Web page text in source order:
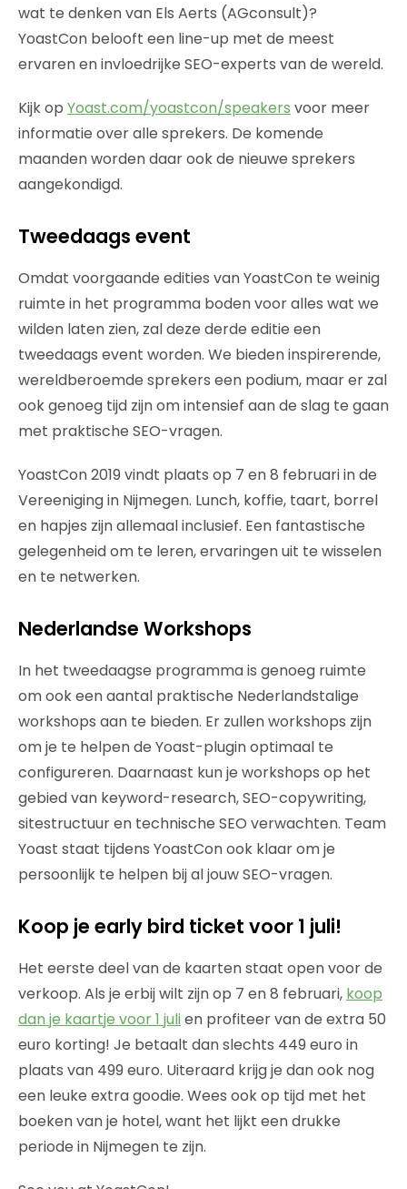
wat te denken van Els Aerts (AGconsult)?
YoastCon belooft een line-up met de meest
ervaren en invloedrijke SEO-experts van de wereld.
Kijk op Yoast.com/yoastcon/speakers voor meer
informatie over alle sprekers. De komende
maanden worden daar ook de nieuwe sprekers
aangekondigd.
Tweedaags event
Omdat voorgaande edities van YoastCon te weinig
ruimte in het programma boden voor alles wat we
wilden laten zien, zal deze derde editie een
tweedaags event worden. We bieden inspirerende,
wereldberoemde sprekers een podium, maar er zal
ook genoeg tijd zijn om intensief aan de slag te gaan
met praktische SEO-vragen.
YoastCon 2019 vindt plaats op 7 en 8 februari in de
Vereeniging in Nijmegen. Lunch, koffie, taart, borrel
en hapjes zijn allemaal inclusief. Een fantastische
gelegenheid om te leren, ervaringen uit te wisselen
en te netwerken.
Nederlandse Workshops
In het tweedaagse programma is genoeg ruimte
om ook een aantal praktische Nederlandstalige
workshops aan te bieden. Er zullen workshops zijn
om je te helpen de Yoast-plugin optimaal te
configureren. Daarnaast kun je workshops op het
gebied van keyword-research, SEO-copywriting,
sitestructuur en technische SEO verwachten. Team
Yoast staat tijdens YoastCon ook klaar om je
persoonlijk te helpen bij al jouw SEO-vragen.
Koop je early bird ticket voor 1 juli!
Het eerste deel van de kaarten staat open voor de
verkoop. Als je erbij wilt zijn op 7 en 8 februari, koop
dan je kaartje voor 1 julien profiteer van de extra 50
euro korting! Je betaalt dan slechts 449 euro in
plaats van 499 euro. Uiteraard krijg je dan ook nog
een leuke extra goodie. Wees ook op tijd met het
boeken van je hotel, want het lijkt een drukke
periode in Nijmegen te zijn.